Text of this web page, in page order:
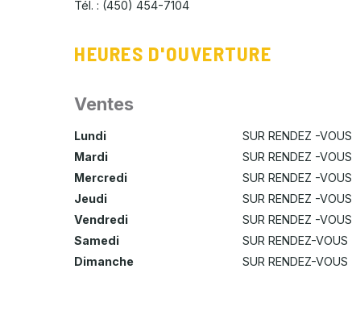
Tél. : (450) 454-7104
HEURES D'OUVERTURE
Ventes
Lundi
SUR RENDEZ -VOUS
Mardi
SUR RENDEZ -VOUS
Mercredi
SUR RENDEZ -VOUS
Jeudi
SUR RENDEZ -VOUS
Vendredi
SUR RENDEZ -VOUS
Samedi
SUR RENDEZ-VOUS
Dimanche
SUR RENDEZ-VOUS